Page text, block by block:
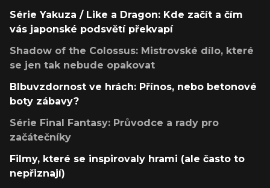
Série Yakuza / Like a Dragon: Kde začít a čím
vás japonské podsvětí překvapí
Shadow of the Colossus: Mistrovské dílo, které
se jen tak nebude opakovat
Blbuvzdornost ve hrách: Přínos, nebo betonové
boty zábavy?
Série Final Fantasy: Průvodce a rady pro
začátečníky
Filmy, které se inspirovaly hrami (ale často to
nepřiznají)